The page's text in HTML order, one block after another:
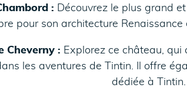
: Découvrez le plus grand
pour son architecture
Cheverny : Explorez ce château,
les aventures de Tintin. Il offre
dédiée à Tintin.